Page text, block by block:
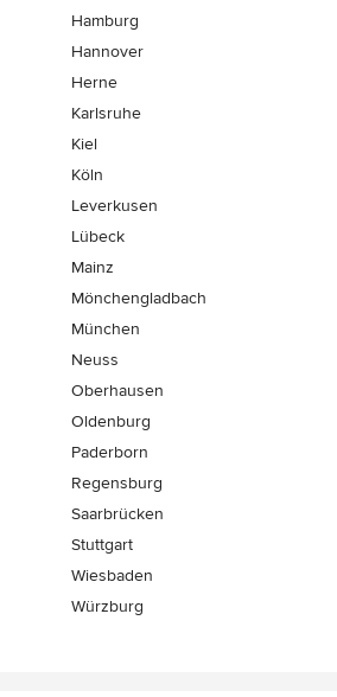
Hamburg
Hannover
Herne
Karlsruhe
Kiel
Köln
Leverkusen
Lübeck
Mainz
Mönchen­gladbach
München
Neuss
Oberhausen
Oldenburg
Paderborn
Regensburg
Saarbrücken
Stuttgart
Wiesbaden
Würzburg